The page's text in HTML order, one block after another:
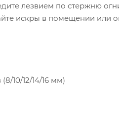
лезвием по стержню
искры в помещении или
10/12/14/16 мм)